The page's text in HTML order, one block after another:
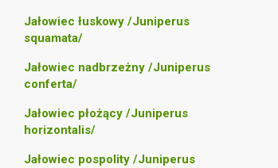
Jałowiec łuskowy /Juniperus
squamata/
Jałowiec nadbrzeżny /Juniperus
conferta/
Jałowiec płożący /Juniperus
horizontalis/
Jałowiec pospolity /Juniperus